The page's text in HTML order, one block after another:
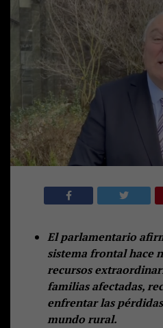
El parlamentario
sistema frontal hace
recursos
familias afectadas,
enfrentar las
mundo rural.